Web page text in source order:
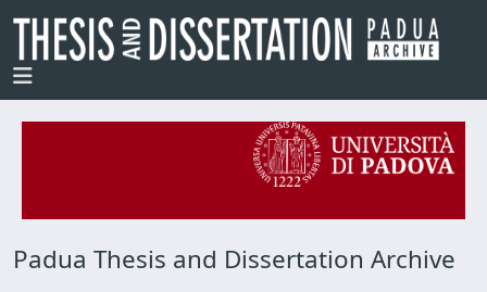
Padua Thesis and Dissertation Archive